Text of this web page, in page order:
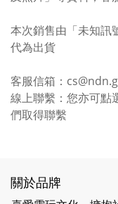
本次銷售由「未知訊
代為出貨
客服信箱：
線上聯繫：您亦可點
們取得聯繫
關於品牌